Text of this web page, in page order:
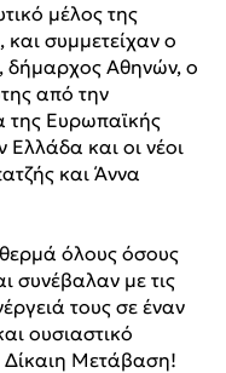
μέλος της
συμμετείχαν ο
Αθηνών, ο
από την
της Ευρωπαϊκής
Ελλάδα και οι νέοι
και Άννα
όλους όσους
συνέβαλαν με τις
τους σε έναν
ουσιαστικό
Δίκαιη Μετάβαση!